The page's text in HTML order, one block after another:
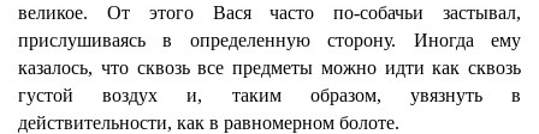
великое. От этого Вася часто по-собачьи застывал,
прислушиваясь в определенную сторону. Иногда ему
казалось, что сквозь все предметы можно идти как сквозь
густой воздух и, таким образом, увязнуть в
действительности, как в равномерном болоте.